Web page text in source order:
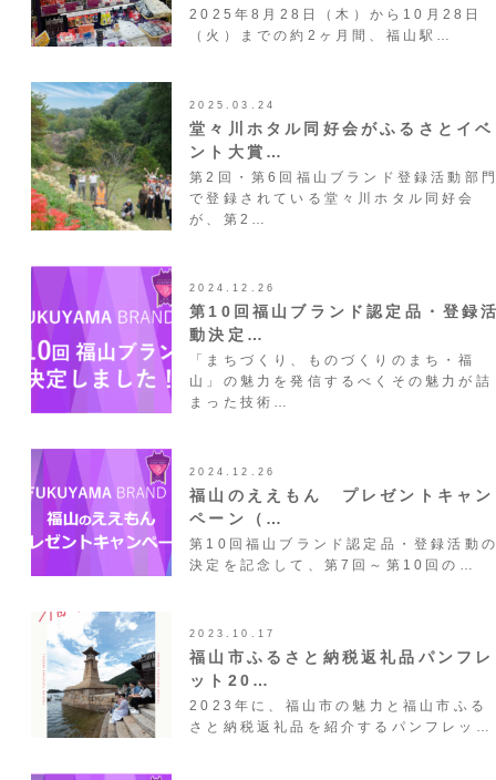
2025年8月28日（木）から10月28日
（火）までの約2ヶ月間、福山駅…
2025.03.24
堂々川ホタル同好会がふるさとイベ
ント大賞…
第2回・第6回福山ブランド登録活動部
で登録されている堂々川ホタル同好会
が、第2…
2024.12.26
第10回福山ブランド認定品・登録
動決定…
「まちづくり、ものづくりのまち・福
山」の魅力を発信するべくその魅力が詰
まった技術…
2024.12.26
福山のええもん プレゼントキャン
ペーン（…
第10回福山ブランド認定品・登録活動
決定を記念して、第7回～第10回の…
2023.10.17
福山市ふるさと納税返礼品パンフレ
ット20…
2023年に、福山市の魅力と福山市ふる
さと納税返礼品を紹介するパンフレッ…